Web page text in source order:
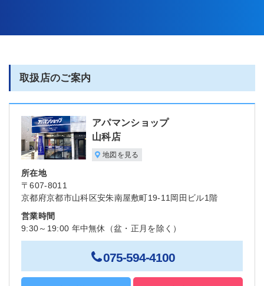
取扱店のご案内
アパマンショップ
山科店
地図を見る
所在地
〒607-8011
京都府京都市山科区安朱南屋敷町19-11岡田ビル1階
営業時間
9:30～19:00 年中無休（盆・正月を除く）
075-594-4100